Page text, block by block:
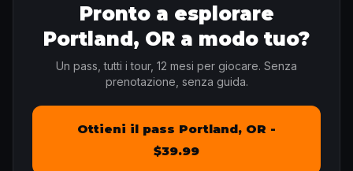
Pronto a esplorare
Portland, OR a modo tuo?
Un pass, tutti i tour, 12 mesi per giocare. Senza
prenotazione, senza guida.
Ottieni il pass Portland, OR -
$39.99